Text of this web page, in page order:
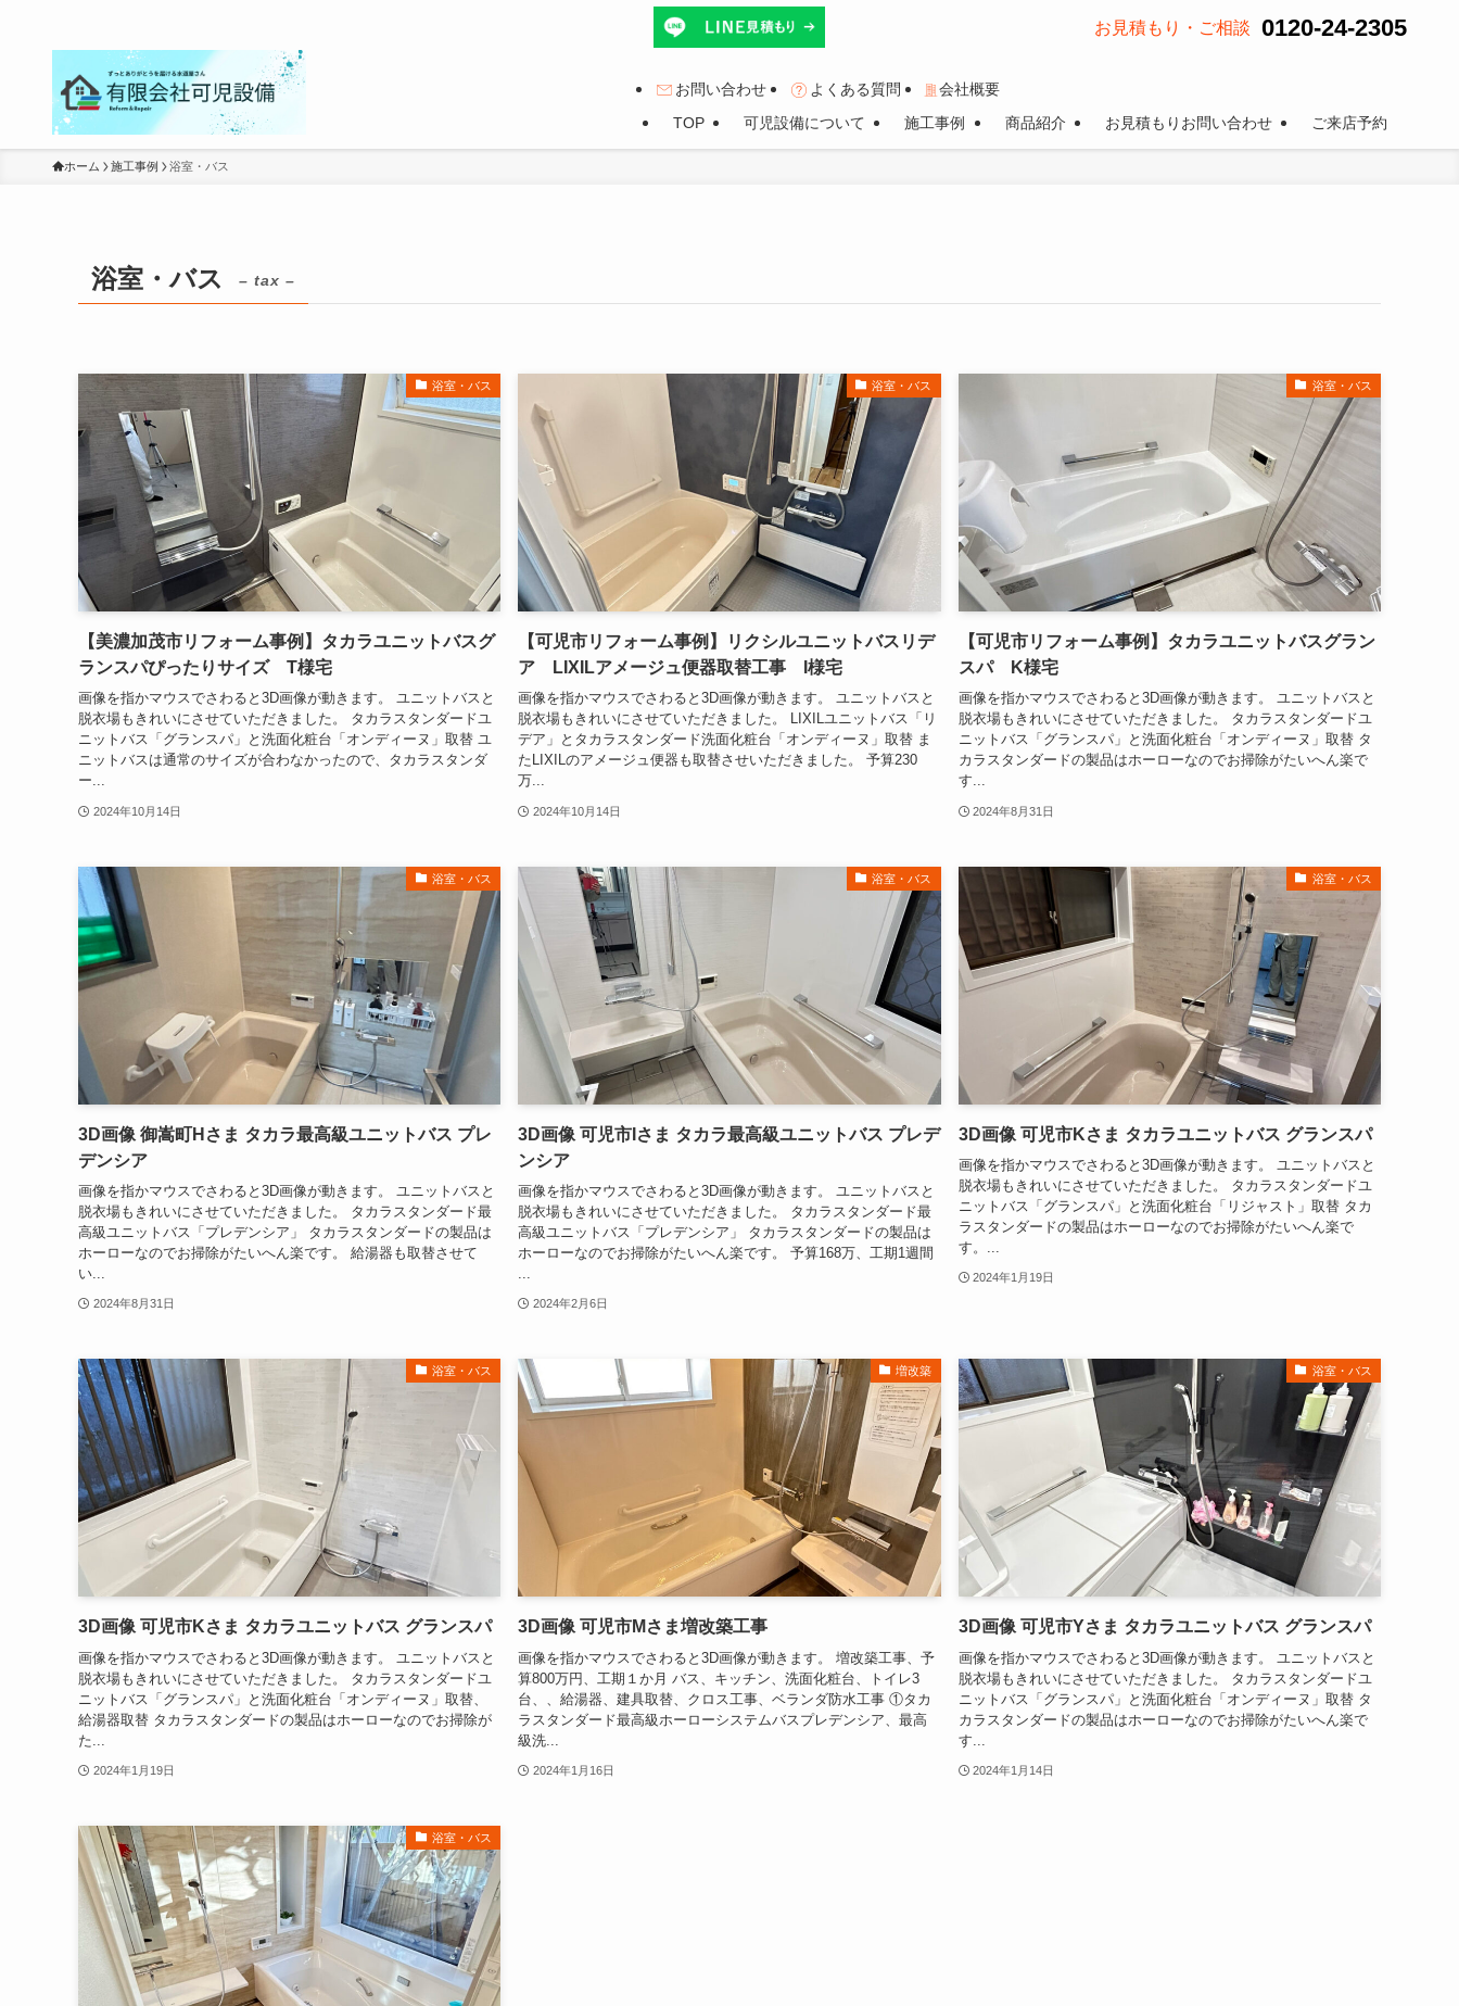
TOP 可児設備について 施工事例 商品紹介 お見積もりお問い合わせ ご来店予約
お見積もり・ご相談 0120-24-2305
お問い合わせ よくある質問 会社概要
ホーム 施工事例 浴室・バス
浴室・バス – tax –
浴室・バス
【美濃加茂市リフォーム事例】タカラユニットバスグ
ランスパぴったりサイズ T様宅
画像を指かマウスでさわると3D画像が動きます。 ユニットバスと
脱衣場もきれいにさせていただきました。 タカラスタンダードユ
ニットバス「グランスパ」と洗面化粧台「オンディーヌ」取替 ユ
ニットバスは通常のサイズが合わなかったので、タカラスタンダ
ー...
2024年10月14日
浴室・バス
【可児市リフォーム事例】リクシルユニットバスリデ
ア LIXILアメージュ便器取替工事 I様宅
画像を指かマウスでさわると3D画像が動きます。 ユニットバスと
脱衣場もきれいにさせていただきました。 LIXILユニットバス「リ
デア」とタカラスタンダード洗面化粧台「オンディーヌ」取替 ま
たLIXILのアメージュ便器も取替させいただきました。 予算230
万...
2024年10月14日
浴室・バス
【可児市リフォーム事例】タカラユニットバスグラン
スパ K様宅
画像を指かマウスでさわると3D画像が動きます。 ユニットバスと
脱衣場もきれいにさせていただきました。 タカラスタンダードユ
ニットバス「グランスパ」と洗面化粧台「オンディーヌ」取替 タ
カラスタンダードの製品はホーローなのでお掃除がたいへん楽で
す...
2024年8月31日
浴室・バス
3D画像 御嵩町Hさま タカラ最高級ユニットバス プレ
デンシア
画像を指かマウスでさわると3D画像が動きます。 ユニットバスと
脱衣場もきれいにさせていただきました。 タカラスタンダード最
高級ユニットバス「プレデンシア」 タカラスタンダードの製品は
ホーローなのでお掃除がたいへん楽です。 給湯器も取替させて
い...
2024年8月31日
浴室・バス
3D画像 可児市Iさま タカラ最高級ユニットバス プレデ
ンシア
画像を指かマウスでさわると3D画像が動きます。 ユニットバスと
脱衣場もきれいにさせていただきました。 タカラスタンダード最
高級ユニットバス「プレデンシア」 タカラスタンダードの製品は
ホーローなのでお掃除がたいへん楽です。 予算168万、工期1週間
...
2024年2月6日
浴室・バス
3D画像 可児市Kさま タカラユニットバス グランスパ
画像を指かマウスでさわると3D画像が動きます。 ユニットバスと
脱衣場もきれいにさせていただきました。 タカラスタンダードユ
ニットバス「グランスパ」と洗面化粧台「リジャスト」取替 タカ
ラスタンダードの製品はホーローなのでお掃除がたいへん楽で
す。...
2024年1月19日
浴室・バス
3D画像 可児市Kさま タカラユニットバス グランスパ
画像を指かマウスでさわると3D画像が動きます。 ユニットバスと
脱衣場もきれいにさせていただきました。 タカラスタンダードユ
ニットバス「グランスパ」と洗面化粧台「オンディーヌ」取替、
給湯器取替 タカラスタンダードの製品はホーローなのでお掃除が
た...
2024年1月19日
増改築
3D画像 可児市Mさま増改築工事
画像を指かマウスでさわると3D画像が動きます。 増改築工事、予
算800万円、工期１か月 バス、キッチン、洗面化粧台、トイレ3
台、、給湯器、建具取替、クロス工事、ベランダ防水工事 ①タカ
ラスタンダード最高級ホーローシステムバスプレデンシア、最高
級洗...
2024年1月16日
浴室・バス
3D画像 可児市Yさま タカラユニットバス グランスパ
画像を指かマウスでさわると3D画像が動きます。 ユニットバスと
脱衣場もきれいにさせていただきました。 タカラスタンダードユ
ニットバス「グランスパ」と洗面化粧台「オンディーヌ」取替 タ
カラスタンダードの製品はホーローなのでお掃除がたいへん楽で
す...
2024年1月14日
浴室・バス